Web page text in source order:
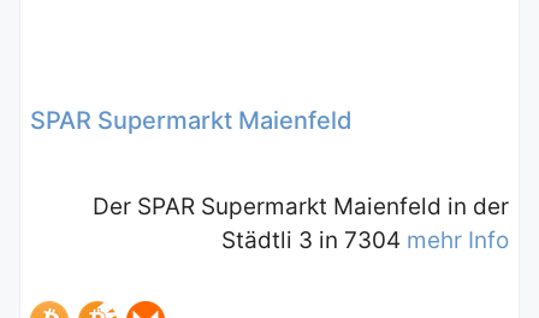
SPAR Supermarkt Maienfeld
Der SPAR Supermarkt Maienfeld in der
Städtli 3 in 7304 mehr Info